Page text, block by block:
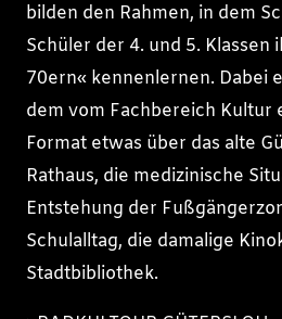
bilden den Rahmen, in dem
Schüler der 4. und 5. Klassen
70ern« kennenlernen. Dabei
dem vom Fachbereich Kultur
Format etwas über das alte
Rathaus, die medizinische
Entstehung der
Schulalltag, die damalige
Stadtbibliothek.